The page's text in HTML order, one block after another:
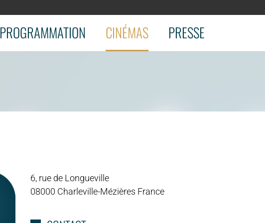
PROGRAMMATION CINÉMAS PRESSE
6, rue de Longueville
08000 Charleville-Mézières France